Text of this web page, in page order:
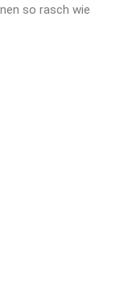
so rasch wie